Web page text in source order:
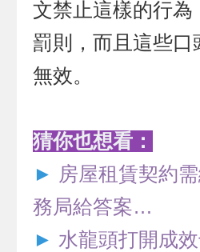
文禁止這樣的行為
罰則，而且這些口
無效。
猜你也想看：
► 房屋租賃契約
務局給答案…
► 水龍頭打開成